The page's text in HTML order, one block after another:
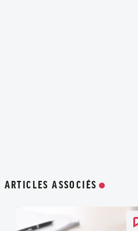
ARTICLES ASSOCIÉS